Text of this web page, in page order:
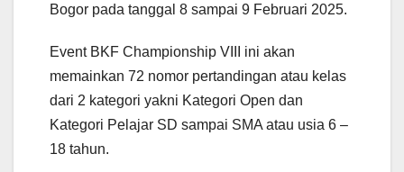
Bogor pada tanggal 8 sampai 9 Februari 2025.
Event BKF Championship VIII ini akan
memainkan 72 nomor pertandingan atau kelas
dari 2 kategori yakni Kategori Open dan
Kategori Pelajar SD sampai SMA atau usia 6 –
18 tahun.